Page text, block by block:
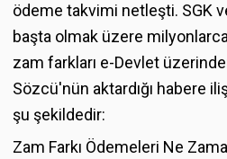
ödeme takvimi netleşti. SGK
başta olmak üzere
zam farkları e-Devlet
Sözcü'nün aktardığı habere
şu şekildedir:
Zam Farkı Ödemeleri Ne